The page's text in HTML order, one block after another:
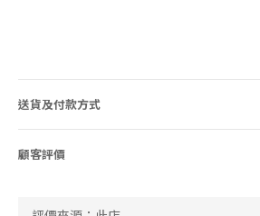
送貨及付款方式
顧客評價